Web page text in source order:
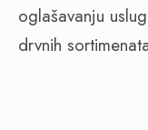
oglašavanju
drvnih